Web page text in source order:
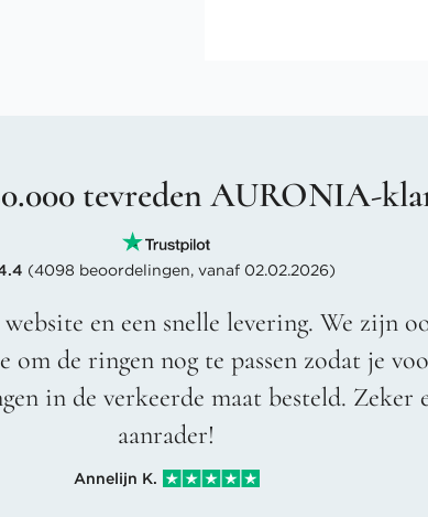
tevreden AURONIA-
(4098 beoordelingen, vanaf 02.02.2026)
en een snelle levering. We zijn
om de ringen nog te passen zodat je
in de verkeerde maat besteld. Zeker
aanrader!
Annelijn K.